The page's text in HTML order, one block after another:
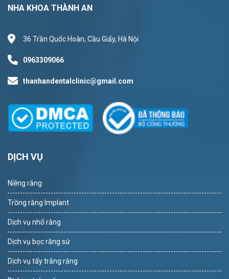
NHA KHOA THÀNH AN
36 Trần Quốc Hoàn, Cầu Giấy, Hà Nội
0963309066
thanhandentalclinic@gmail.com
DỊCH VỤ
Niềng răng
Trồng răng Implant
Dịch vụ nhổ răng
Dịch vụ bọc răng sứ
Dịch vụ tẩy trắng răng